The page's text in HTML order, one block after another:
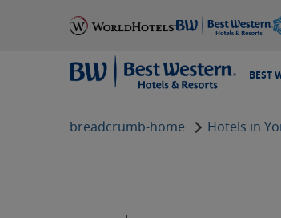
BEST
breadcrumb-home Hotels in